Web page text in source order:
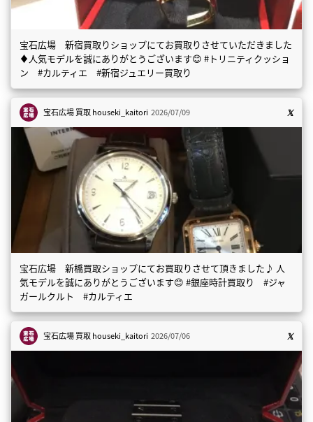
宝石広場 新宿買取りショップにてお買取りさせていただきました
♦️人気モデルを誠にありがとうございます😊 #トリニティクッショ
ン #カルティエ #新宿ジュエリー買取り
宝石広場 買取houseki_kaitori 2026/07/09
宝石広場 新橋買取ショップにてお買取りさせて頂きました♪ 人
気モデルを誠にありがとうございます😊 #銀座時計買取り #ジャ
ガールクルト #カルティエ
宝石広場 買取houseki_kaitori 2026/07/06